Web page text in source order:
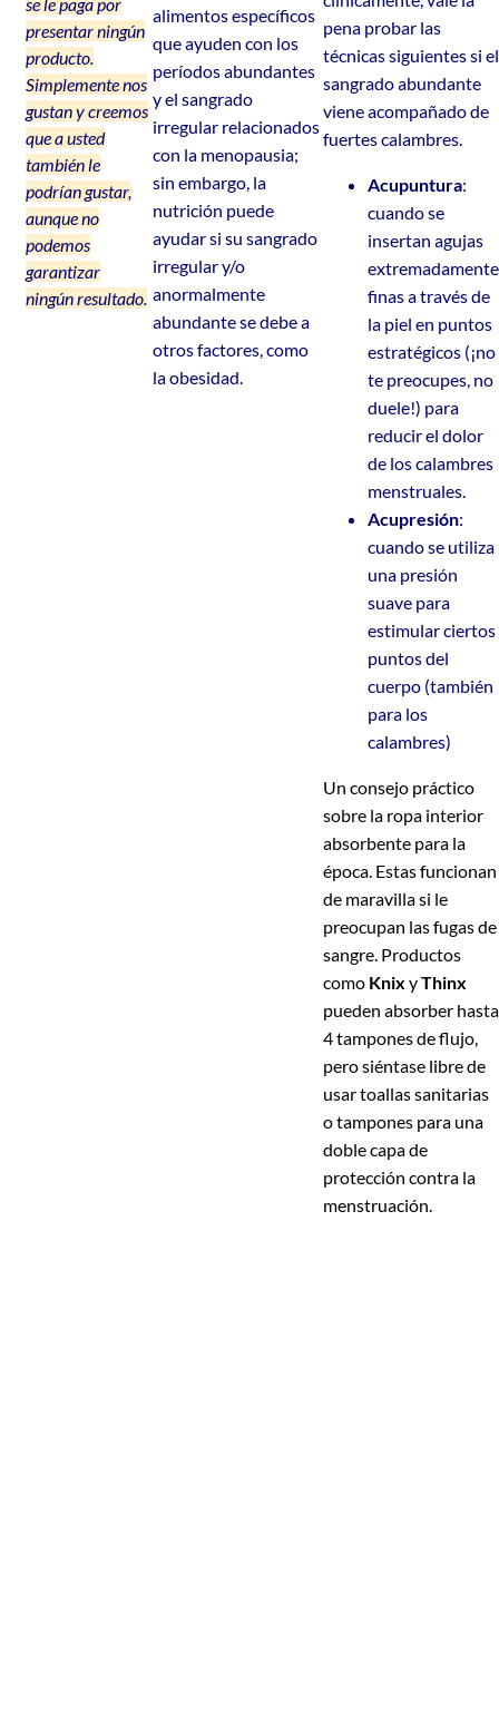
presentar ningún
producto.
Simplemente nos
gustan y creemos
que a usted
también le
podrían gustar,
aunque no
podemos
garantizar
ningún resultado.
alimentos específicos
que ayuden con los
períodos abundantes
y el sangrado
irregular relacionados
con la menopausia;
sin embargo, la
nutrición puede
ayudar si su sangrado
irregular y/o
anormalmente
abundante se debe a
otros factores, como
la obesidad.
pena probar las
técnicas siguientes si el
sangrado abundante
viene acompañado de
fuertes calambres.
Acupuntura:
cuando se
insertan agujas
extremadamente
finas a través de
la piel en puntos
estratégicos (¡no
te preocupes, no
duele!) para
reducir el dolor
de los calambres
menstruales.
Acupresión:
cuando se utiliza
una presión
suave para
estimular ciertos
puntos del
cuerpo (también
para los
calambres)
Un consejo práctico
sobre la ropa interior
absorbente para la
época. Estas funcionan
de maravilla si le
preocupan las fugas de
sangre. Productos
como Knix yThinx
pueden absorber hasta
4 tampones de flujo,
pero siéntase libre de
usar toallas sanitarias
o tampones para una
doble capa de
protección contra la
menstruación.